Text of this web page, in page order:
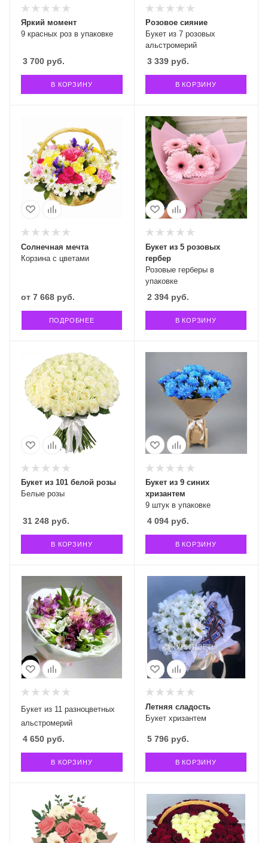
9 красных роз в упаковке
Яркий момент
3 700 руб.
В КОРЗИНУ
Букет из 7 розовых
альстромерий
Розовое сияние
3 339руб.
В КОРЗИНУ
Корзина с цветами
Солнечная мечта
от 7 668 руб.
ПОДРОБНЕЕ
Розовые герберы в
упаковке
Букет из 5 розовых
гербер
2 394руб.
В КОРЗИНУ
Белые розы
Букет из 101 белой розы
31 248 руб.
В КОРЗИНУ
9 штук в упаковке
Букет из 9 синих
хризантем
4 094руб.
В КОРЗИНУ
Букет из 11 разноцветных
альстромерий
4 650 руб.
В КОРЗИНУ
Букет хризантем
Летняя сладость
5 796руб.
В КОРЗИНУ